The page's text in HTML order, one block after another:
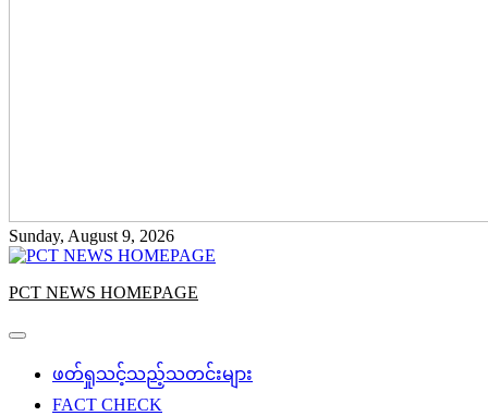
Sunday, August 9, 2026
PCT NEWS HOMEPAGE
ဖတ်ရှုသင့်သည့်သတင်းများ
FACT CHECK